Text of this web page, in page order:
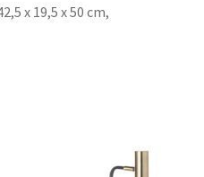
x 19,5 x 50 cm,